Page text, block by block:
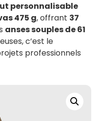
personnalisable
475 g, offrant 37
anses souples de 61
c’est le
professionnels